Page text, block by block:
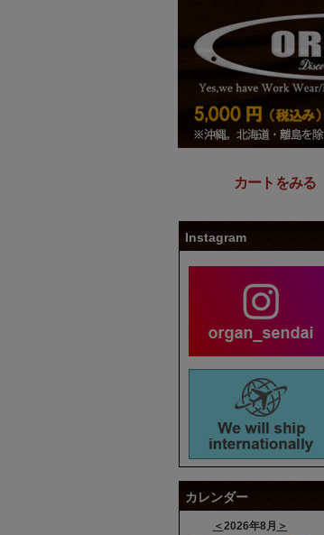
カートをみる
Instagram
カレンダー
＜2026年8月 ＞